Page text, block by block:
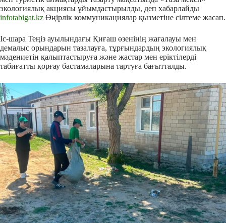
экологиялық акциясы ұйымдастырылды, деп хабарлайды
infotabigat.kz Өңірлік коммуникациялар қызметіне сілтеме жасап.
Іс-шара Теңіз ауылындағы Қиғаш өзенінің жағалауы мен
демалыс орындарын тазалауға, тұрғындардың экологиялық
мәдениетін қалыптастыруға және жастар мен еріктілерді
табиғатты қорғау бастамаларына тартуға бағытталды.